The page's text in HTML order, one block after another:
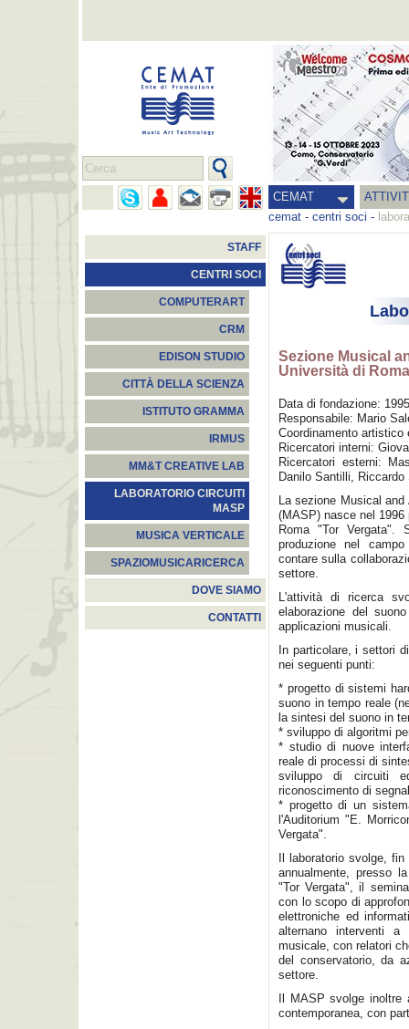
CEMAT
cemat - centri soci -
STAFF
CENTRI SOCI
COMPUTERART
CRM
EDISON STUDIO
CITTÀ DELLA SCIENZA
ISTITUTO GRAMMA
IRMUS
MM&T CREATIVE LAB
LABORATORIO CIRCUITI
MASP
MUSICA VERTICALE
SPAZIOMUSICARICERCA
DOVE SIAMO
CONTATTI
Sezione Musical
Università di
Data di fondazione: 1995
Responsabile: Mario
Coordinamento
Ricercatori interni:
Ricercatori esterni:
Danilo Santilli,
La sezione Musical
(MASP) nasce nel
Roma "Tor
produzione nel
contare sulla
settore.
L'attività di ricerca
elaborazione del
applicazioni musicali.
In particolare, i settori
nei seguenti punti:
* progetto di sistemi
suono in tempo reale
la sintesi del suono in
* sviluppo di algoritmi
* studio di nuove
reale di processi di
sviluppo di circuiti
riconoscimento di
* progetto di un
l'Auditorium "E.
Vergata".
Il laboratorio svolge,
annualmente, presso
"Tor Vergata", il
con lo scopo di
elettroniche ed
alternano interventi
musicale, con relatori
del conservatorio, da
settore.
Il MASP svolge
contemporanea, con